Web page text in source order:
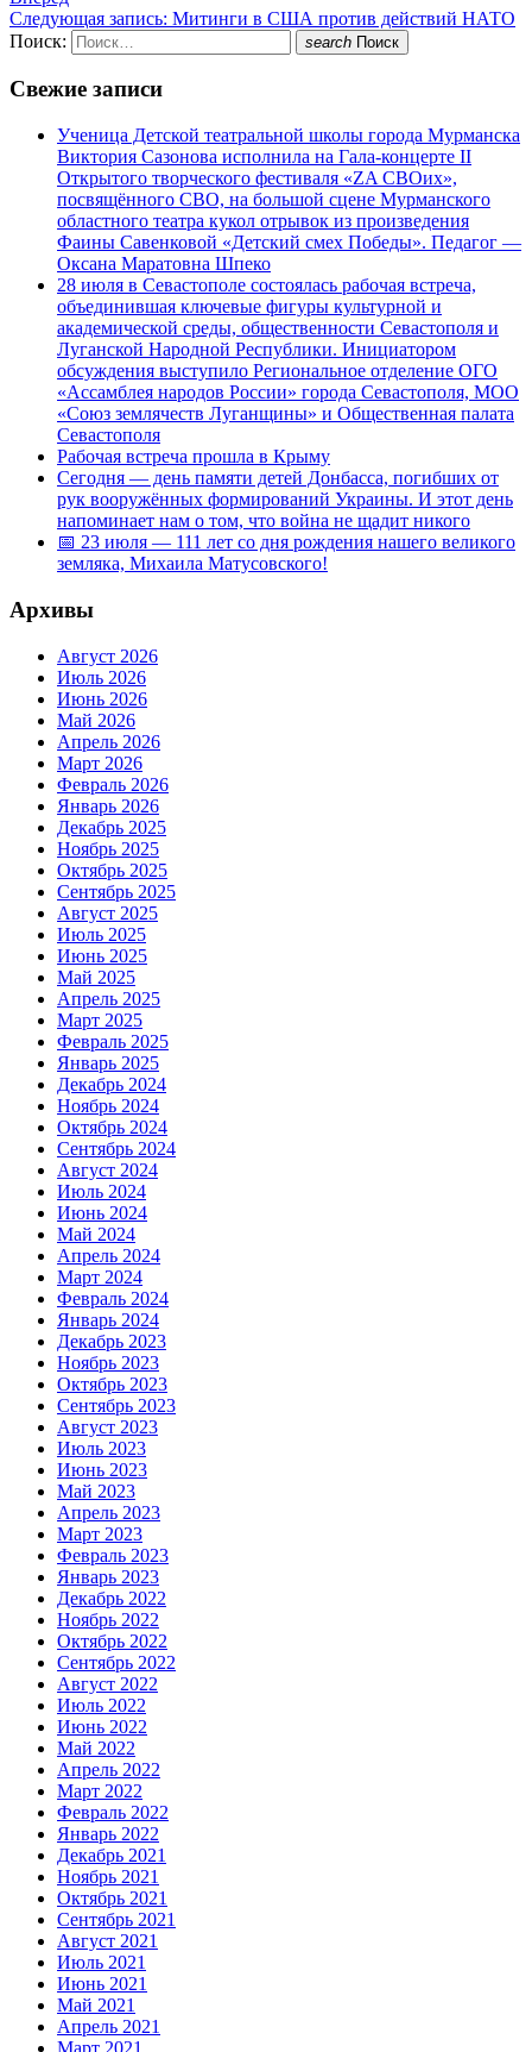
Следующая запись: Митинги в США против действий НАТО
Поиск:
search Поиск
Свежие записи
Ученица Детской театральной школы города Мурманска
Виктория Сазонова исполнила на Гала-концерте II
Открытого творческого фестиваля «ZA СВОих»,
посвящённого СВО, на большой сцене Мурманского
областного театра кукол отрывок из произведения
Фаины Савенковой «Детский смех Победы». Педагог —
Оксана Маратовна Шпеко
28 июля в Севастополе состоялась рабочая встреча,
объединившая ключевые фигуры культурной и
академической среды, общественности Севастополя и
Луганской Народной Республики. Инициатором
обсуждения выступило Региональное отделение ОГО
«Ассамблея народов России» города Севастополя, МОО
«Союз землячеств Луганщины» и Общественная палата
Севастополя
Рабочая встреча прошла в Крыму
Сегодня — день памяти детей Донбасса, погибших от
рук вооружённых формирований Украины. И этот день
напоминает нам о том, что война не щадит никого
📅 23 июля — 111 лет со дня рождения нашего великого
земляка, Михаила Матусовского!
Архивы
Август 2026
Июль 2026
Июнь 2026
Май 2026
Апрель 2026
Март 2026
Февраль 2026
Январь 2026
Декабрь 2025
Ноябрь 2025
Октябрь 2025
Сентябрь 2025
Август 2025
Июль 2025
Июнь 2025
Май 2025
Апрель 2025
Март 2025
Февраль 2025
Январь 2025
Декабрь 2024
Ноябрь 2024
Октябрь 2024
Сентябрь 2024
Август 2024
Июль 2024
Июнь 2024
Май 2024
Апрель 2024
Март 2024
Февраль 2024
Январь 2024
Декабрь 2023
Ноябрь 2023
Октябрь 2023
Сентябрь 2023
Август 2023
Июль 2023
Июнь 2023
Май 2023
Апрель 2023
Март 2023
Февраль 2023
Январь 2023
Декабрь 2022
Ноябрь 2022
Октябрь 2022
Сентябрь 2022
Август 2022
Июль 2022
Июнь 2022
Май 2022
Апрель 2022
Март 2022
Февраль 2022
Январь 2022
Декабрь 2021
Ноябрь 2021
Октябрь 2021
Сентябрь 2021
Август 2021
Июль 2021
Июнь 2021
Май 2021
Апрель 2021
Март 2021